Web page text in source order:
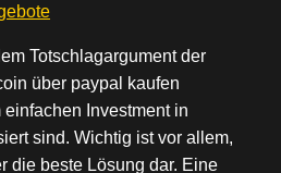
Totschlagargument der
über paypal kaufen
Investment in
sind. Wichtig ist vor allem,
die beste Lösung dar. Eine